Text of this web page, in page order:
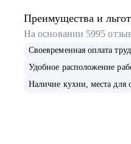
Пермь
Псков
Преимущества и
На основании 5995